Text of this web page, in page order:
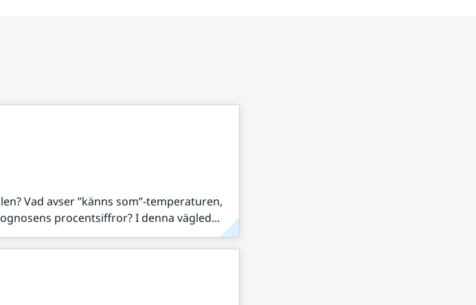
Vad avser ”känns som”-temperaturen,
procentsiffror? I denna vägled...